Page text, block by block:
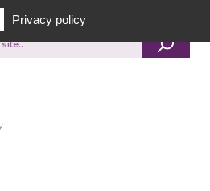
Privacy policy